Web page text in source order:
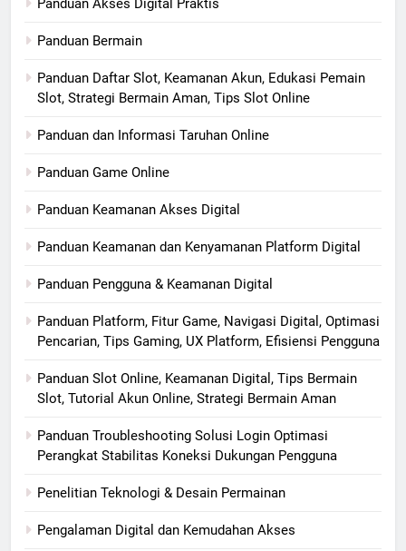
Panduan Akses Digital Praktis
Panduan Bermain
Panduan Daftar Slot, Keamanan Akun, Edukasi Pemain
Slot, Strategi Bermain Aman, Tips Slot Online
Panduan dan Informasi Taruhan Online
Panduan Game Online
Panduan Keamanan Akses Digital
Panduan Keamanan dan Kenyamanan Platform Digital
Panduan Pengguna & Keamanan Digital
Panduan Platform, Fitur Game, Navigasi Digital, Optimasi
Pencarian, Tips Gaming, UX Platform, Efisiensi Pengguna
Panduan Slot Online, Keamanan Digital, Tips Bermain
Slot, Tutorial Akun Online, Strategi Bermain Aman
Panduan Troubleshooting Solusi Login Optimasi
Perangkat Stabilitas Koneksi Dukungan Pengguna
Penelitian Teknologi & Desain Permainan
Pengalaman Digital dan Kemudahan Akses